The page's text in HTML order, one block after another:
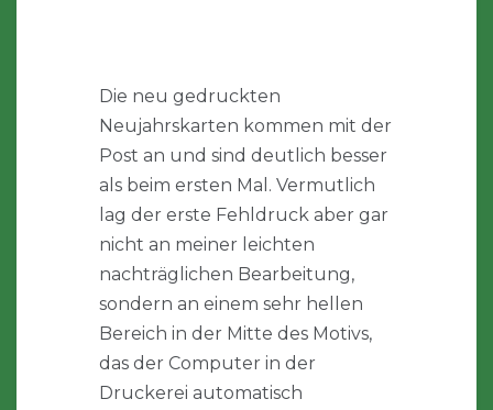
Die neu gedruckten
Neujahrskarten kommen mit der
Post an und sind deutlich besser
als beim ersten Mal. Vermutlich
lag der erste Fehldruck aber gar
nicht an meiner leichten
nachträglichen Bearbeitung,
sondern an einem sehr hellen
Bereich in der Mitte des Motivs,
das der Computer in der
Druckerei automatisch